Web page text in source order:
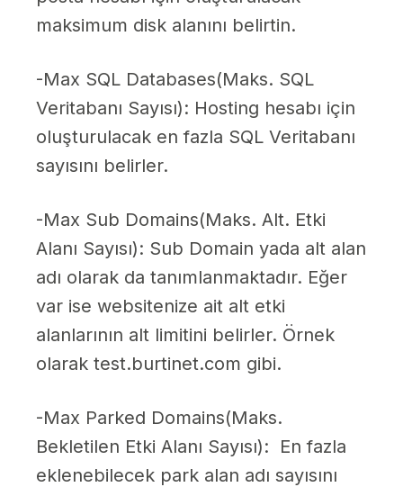
maksimum disk alanını belirtin.
-Max SQL Databases(Maks. SQL
Veritabanı Sayısı): Hosting hesabı için
oluşturulacak en fazla SQL Veritabanı
sayısını belirler.
-Max Sub Domains(Maks. Alt. Etki
Alanı Sayısı): Sub Domain yada alt alan
adı olarak da tanımlanmaktadır. Eğer
var ise websitenize ait alt etki
alanlarının alt limitini belirler. Örnek
olarak test.burtinet.com gibi.
-Max Parked Domains(Maks.
Bekletilen Etki Alanı Sayısı): En fazla
eklenebilecek park alan adı sayısını